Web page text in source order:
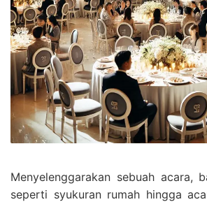
Menyelenggarakan sebuah acara,
seperti syukuran rumah hingga